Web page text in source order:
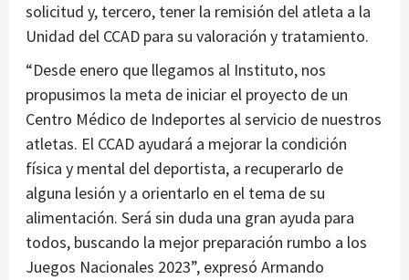
solicitud y, tercero, tener la remisión del atleta a la
Unidad del CCAD para su valoración y tratamiento.
“Desde enero que llegamos al Instituto, nos
propusimos la meta de iniciar el proyecto de un
Centro Médico de Indeportes al servicio de nuestros
atletas. El CCAD ayudará a mejorar la condición
física y mental del deportista, a recuperarlo de
alguna lesión y a orientarlo en el tema de su
alimentación. Será sin duda una gran ayuda para
todos, buscando la mejor preparación rumbo a los
Juegos Nacionales 2023”, expresó Armando